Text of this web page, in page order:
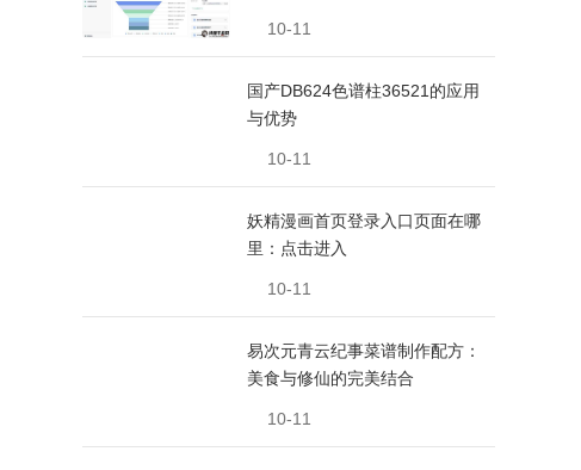
10-11
国产DB624色谱柱36521的应用
与优势
10-11
妖精漫画首页登录入口页面在哪
里：点击进入
10-11
易次元青云纪事菜谱制作配方：
美食与修仙的完美结合
10-11